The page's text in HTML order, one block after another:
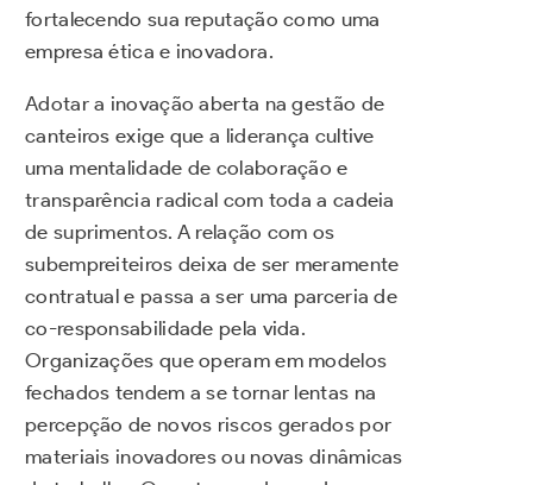
fortalecendo sua reputação como uma
empresa ética e inovadora.
Adotar a inovação aberta na gestão de
canteiros exige que a liderança cultive
uma mentalidade de colaboração e
transparência radical com toda a cadeia
de suprimentos. A relação com os
subempreiteiros deixa de ser meramente
contratual e passa a ser uma parceria de
co-responsabilidade pela vida.
Organizações que operam em modelos
fechados tendem a se tornar lentas na
percepção de novos riscos gerados por
materiais inovadores ou novas dinâmicas